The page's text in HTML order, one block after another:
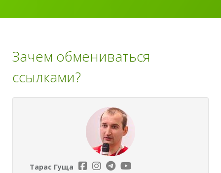
Зачем обмениваться
ссылками?
Тарас Гуща